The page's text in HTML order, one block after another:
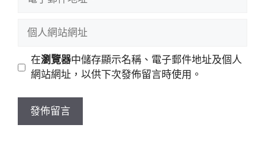
址
站
址
在瀏覽器中儲存顯示名稱、電子郵件地址及個人
網站網址，以供下次發佈留言時使用。